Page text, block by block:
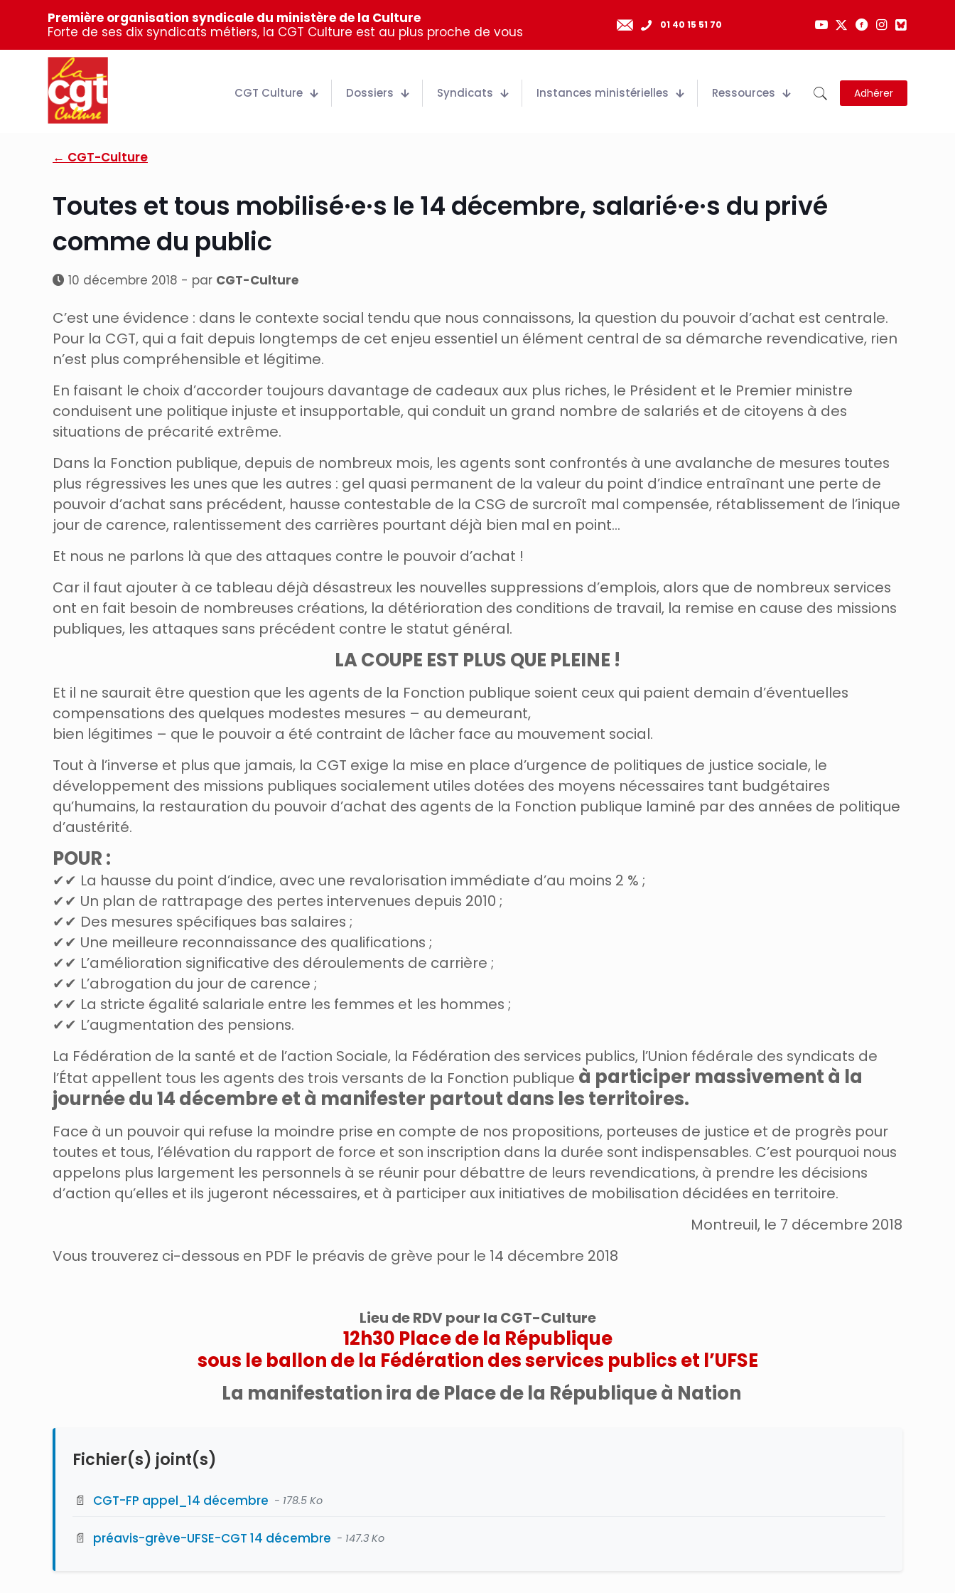
Première organisation syndicale du ministère de la Culture
Forte de ses dix syndicats métiers, la CGT Culture est au plus proche de vous
01 40 15 51 70
CGT Culture Dossiers Syndicats Instances ministérielles Ressources Adhérer
← CGT-Culture
Toutes et tous mobilisé·e·s le 14 décembre, salarié·e·s du privé
comme du public
10 décembre 2018 - par CGT-Culture
C’est une évidence : dans le contexte social tendu que nous connaissons, la question du pouvoir d’achat est centrale.
Pour la CGT, qui a fait depuis longtemps de cet enjeu essentiel un élément central de sa démarche revendicative, rien
n’est plus compréhensible et légitime.
En faisant le choix d’accorder toujours davantage de cadeaux aux plus riches, le Président et le Premier ministre
conduisent une politique injuste et insupportable, qui conduit un grand nombre de salariés et de citoyens à des
situations de précarité extrême.
Dans la Fonction publique, depuis de nombreux mois, les agents sont confrontés à une avalanche de mesures toutes
plus régressives les unes que les autres : gel quasi permanent de la valeur du point d’indice entraînant une perte de
pouvoir d’achat sans précédent, hausse contestable de la CSG de surcroît mal compensée, rétablissement de l’inique
jour de carence, ralentissement des carrières pourtant déjà bien mal en point…
Et nous ne parlons là que des attaques contre le pouvoir d’achat !
Car il faut ajouter à ce tableau déjà désastreux les nouvelles suppressions d’emplois, alors que de nombreux services
ont en fait besoin de nombreuses créations, la détérioration des conditions de travail, la remise en cause des missions
publiques, les attaques sans précédent contre le statut général.
LA COUPE EST PLUS QUE PLEINE !
Et il ne saurait être question que les agents de la Fonction publique soient ceux qui paient demain d’éventuelles
compensations des quelques modestes mesures – au demeurant,
bien légitimes – que le pouvoir a été contraint de lâcher face au mouvement social.
Tout à l’inverse et plus que jamais, la CGT exige la mise en place d’urgence de politiques de justice sociale, le
développement des missions publiques socialement utiles dotées des moyens nécessaires tant budgétaires
qu’humains, la restauration du pouvoir d’achat des agents de la Fonction publique laminé par des années de politique
d’austérité.
POUR :
✔✔ La hausse du point d’indice, avec une revalorisation immédiate d’au moins 2 % ;
✔✔ Un plan de rattrapage des pertes intervenues depuis 2010 ;
✔✔ Des mesures spécifiques bas salaires ;
✔✔ Une meilleure reconnaissance des qualifications ;
✔✔ L’amélioration significative des déroulements de carrière ;
✔✔ L’abrogation du jour de carence ;
✔✔ La stricte égalité salariale entre les femmes et les hommes ;
✔✔ L’augmentation des pensions.
La Fédération de la santé et de l’action Sociale, la Fédération des services publics, l’Union fédérale des syndicats de
l’État appellent tous les agents des trois versants de la Fonction publique à participer massivement à la
journée du 14 décembre et à manifester partout dans les territoires.
Face à un pouvoir qui refuse la moindre prise en compte de nos propositions, porteuses de justice et de progrès pour
toutes et tous, l’élévation du rapport de force et son inscription dans la durée sont indispensables. C’est pourquoi nous
appelons plus largement les personnels à se réunir pour débattre de leurs revendications, à prendre les décisions
d’action qu’elles et ils jugeront nécessaires, et à participer aux initiatives de mobilisation décidées en territoire.
Montreuil, le 7 décembre 2018
Vous trouverez ci-dessous en PDF le préavis de grève pour le 14 décembre 2018
Lieu de RDV pour la CGT-Culture
12h30 Place de la République
sous le ballon de la Fédération des services publics et l’UFSE
La manifestation ira de Place de la République à Nation
Fichier(s) joint(s)
📄 CGT-FP appel_14 décembre - 178.5 Ko
📄 préavis-grève-UFSE-CGT 14 décembre - 147.3 Ko